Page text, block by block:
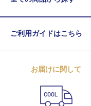
ご利用ガイドはこちら
お届けに関して